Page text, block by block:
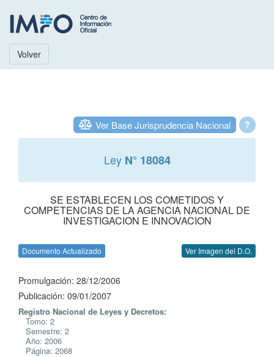
Volver
?
Ver Base Jurisprudencia Nacional
Ley N° 18084
SE ESTABLECEN LOS COMETIDOS Y
COMPETENCIAS DE LA AGENCIA NACIONAL DE
INVESTIGACION E INNOVACION
Documento Actualizado Ver Imagen del D.O.
Promulgación: 28/12/2006
Publicación: 09/01/2007
Registro Nacional de Leyes y Decretos:
Tomo: 2
Semestre: 2
Año: 2006
Página: 2068